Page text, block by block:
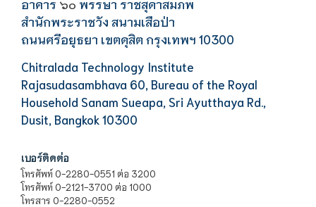
อาคาร ๖๐ พรรษา ราชสุดาสมภพ
สำนักพระราชวัง สนามเสือป่า
ถนนศรีอยุธยา เขตดุสิต กรุงเทพฯ 10300
Chitralada Technology Institute
Rajasudasambhava 60, Bureau of the Royal
Household Sanam Sueapa, Sri Ayutthaya Rd.,
Dusit, Bangkok 10300
เบอร์ติดต่อ
โทรศัพท์ 0-2280-0551 ต่อ 3200
โทรศัพท์ 0-2121-3700 ต่อ 1000
โทรสาร 0-2280-0552